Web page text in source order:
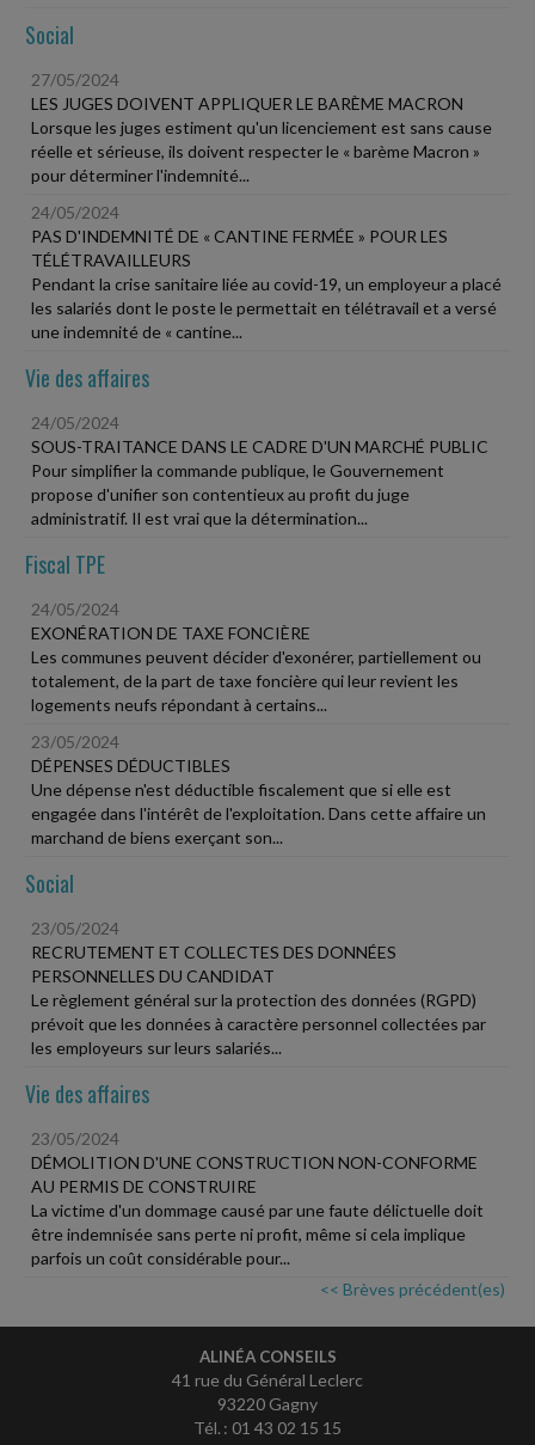
Social
27/05/2024
LES JUGES DOIVENT APPLIQUER LE BARÈME MACRON
Lorsque les juges estiment qu'un licenciement est sans cause
réelle et sérieuse, ils doivent respecter le « barème Macron »
pour déterminer l'indemnité...
24/05/2024
PAS D'INDEMNITÉ DE « CANTINE FERMÉE » POUR LES
TÉLÉTRAVAILLEURS
Pendant la crise sanitaire liée au covid-19, un employeur a placé
les salariés dont le poste le permettait en télétravail et a versé
une indemnité de « cantine...
Vie des affaires
24/05/2024
SOUS-TRAITANCE DANS LE CADRE D'UN MARCHÉ PUBLIC
Pour simplifier la commande publique, le Gouvernement
propose d'unifier son contentieux au profit du juge
administratif. Il est vrai que la détermination...
Fiscal TPE
24/05/2024
EXONÉRATION DE TAXE FONCIÈRE
Les communes peuvent décider d'exonérer, partiellement ou
totalement, de la part de taxe foncière qui leur revient les
logements neufs répondant à certains...
23/05/2024
DÉPENSES DÉDUCTIBLES
Une dépense n'est déductible fiscalement que si elle est
engagée dans l'intérêt de l'exploitation. Dans cette affaire un
marchand de biens exerçant son...
Social
23/05/2024
RECRUTEMENT ET COLLECTES DES DONNÉES
PERSONNELLES DU CANDIDAT
Le règlement général sur la protection des données (RGPD)
prévoit que les données à caractère personnel collectées par
les employeurs sur leurs salariés...
Vie des affaires
23/05/2024
DÉMOLITION D'UNE CONSTRUCTION NON-CONFORME
AU PERMIS DE CONSTRUIRE
La victime d'un dommage causé par une faute délictuelle doit
être indemnisée sans perte ni profit, même si cela implique
parfois un coût considérable pour...
<< Brèves précédent(es)
ALINÉA CONSEILS
41 rue du Général Leclerc
93220 Gagny
Tél. : 01 43 02 15 15